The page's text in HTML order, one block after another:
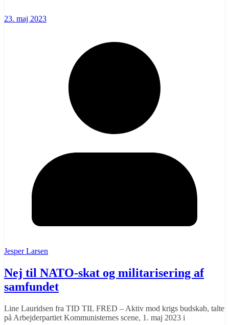
23. maj 2023
Jesper Larsen
Nej til NATO-skat og militarisering af
samfundet
Line Lauridsen fra TID TIL FRED – Aktiv mod krigs budskab, talte
på Arbejderpartiet Kommunisternes scene, 1. maj 2023 i